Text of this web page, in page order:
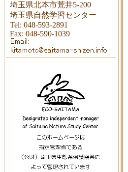
埼玉県北本市荒井5-200
埼玉県自然学習センター
Tel: 048-593-2891
Fax: 048-590-1039